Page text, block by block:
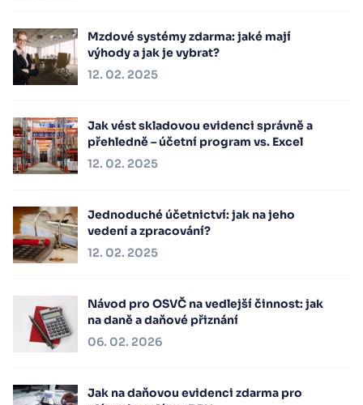
Mzdové systémy zdarma: jaké mají
výhody a jak je vybrat?
12. 02. 2025
Jak vést skladovou evidenci správně a
přehledně – účetní program vs. Excel
12. 02. 2025
Jednoduché účetnictví: jak na jeho
vedení a zpracování?
12. 02. 2025
Návod pro OSVČ na vedlejší činnost: jak
na daně a daňové přiznání
06. 02. 2026
Jak na daňovou evidenci zdarma pro